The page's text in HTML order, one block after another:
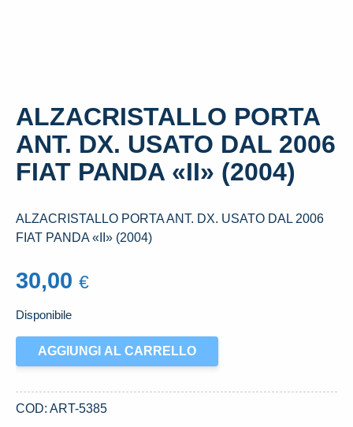
ALZACRISTALLO PORTA
ANT. DX. USATO DAL 2006
FIAT PANDA «II» (2004)
ALZACRISTALLO PORTA ANT. DX. USATO DAL 2006
FIAT PANDA «II» (2004)
30,00 €
Disponibile
ALZACRISTALLO
PORTA
DX.
AGGIUNGI AL CARRELLO
COD: ART-5385